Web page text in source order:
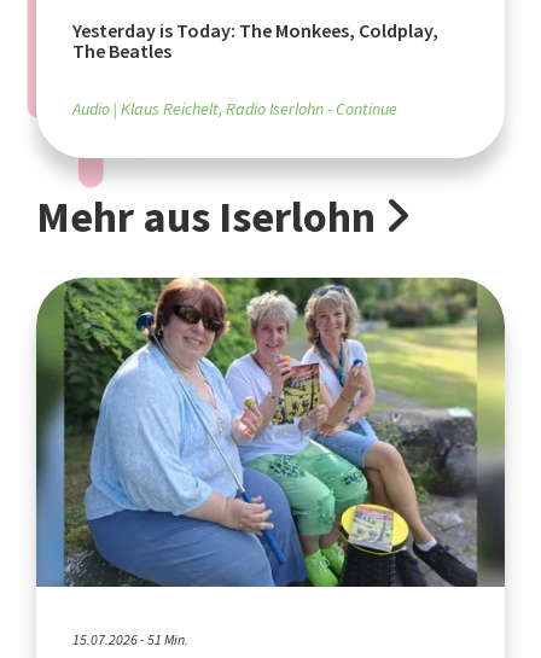
Yesterday is Today: The Monkees, Coldplay,
The Beatles
Audio Klaus Reichelt, Radio Iserlohn - Continue
Mehr aus Iserlohn
15.07.2026 - 51 Min.